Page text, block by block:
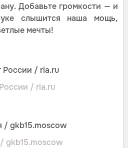
Добавьте громкости — и
слышится наша мощь,
мечты!
/ ria.ru
gkb15.moscow